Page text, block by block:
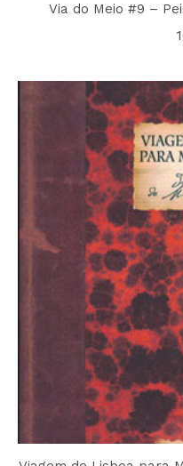
Via do Meio #9 –